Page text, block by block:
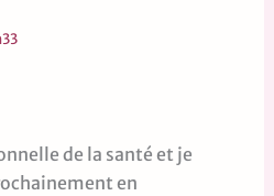
de la santé et je
en